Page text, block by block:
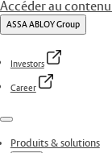
Accéder au
ASSA ABLOY Group
Investors
Career
Menu
Produits & solutions